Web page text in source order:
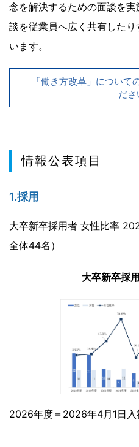
念を解決するための面談を
談を従業員へ広く共有した
います。
「働き方改革」について
ださ
情報公表項目
1.採用
大卒新卒採用者 女性比率
全体44名）
大卒新卒採
2026年度＝2026年4月1日入